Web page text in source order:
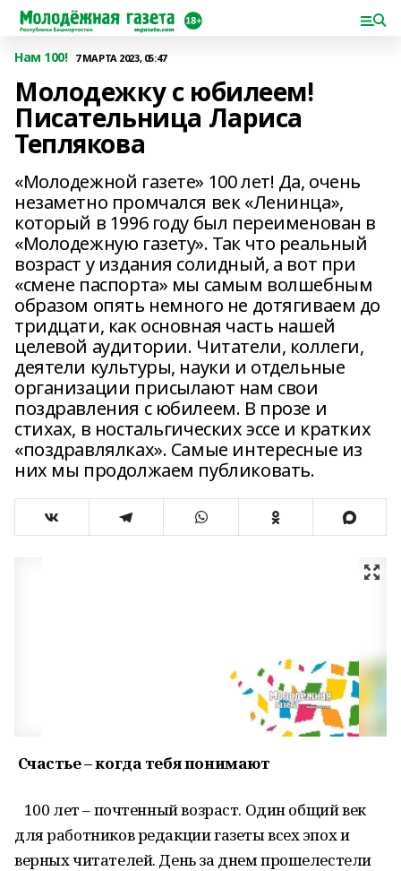
Нам 100! 7 МАРТА 2023, 05:47
Молодежку с юбилеем!
Писательница Лариса
Теплякова
«Молодежной газете» 100 лет! Да, очень
незаметно промчался век «Ленинца»,
который в 1996 году был переименован в
«Молодежную газету». Так что реальный
возраст у издания солидный, а вот при
«смене паспорта» мы самым волшебным
образом опять немного не дотягиваем до
тридцати, как основная часть нашей
целевой аудитории. Читатели, коллеги,
деятели культуры, науки и отдельные
организации присылают нам свои
поздравления с юбилеем. В прозе и
стихах, в ностальгических эссе и кратких
«поздравлялках». Самые интересные из
них мы продолжаем публиковать.
Счастье – когда тебя понимают
100 лет – почтенный возраст. Один общий век
для работников редакции газеты всех эпох и
верных читателей. День за днем прошелестели